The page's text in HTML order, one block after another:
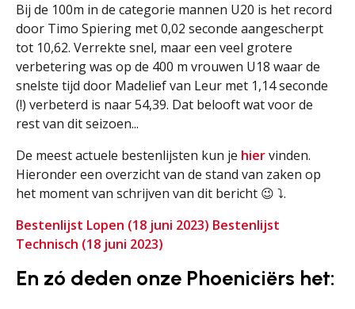
Bij de 100m in de categorie mannen U20 is het record
door Timo Spiering met 0,02 seconde aangescherpt
tot 10,62. Verrekte snel, maar een veel grotere
verbetering was op de 400 m vrouwen U18 waar de
snelste tijd door Madelief van Leur met 1,14 seconde
(!) verbeterd is naar 54,39. Dat belooft wat voor de
rest van dit seizoen...
De meest actuele bestenlijsten kun je hiervinden.
Hieronder een overzicht van de stand van zaken op
het moment van schrijven van dit bericht 😉 ⤵️.
Bestenlijst Lopen (18 juni 2023) Bestenlijst
Technisch (18 juni 2023)
En zó deden onze Phoeniciërs het: